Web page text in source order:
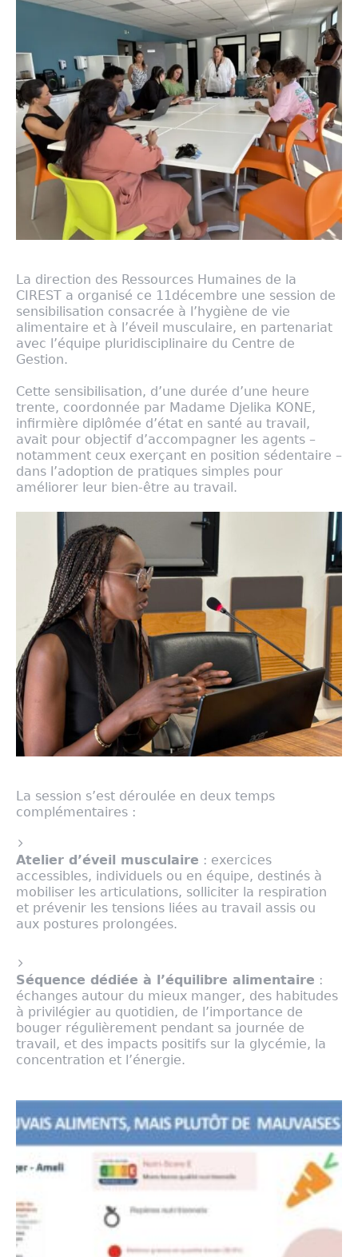
La direction des Ressources Humaines de la
CIREST a organisé ce 11décembre une session de
sensibilisation consacrée à l’hygiène de vie
alimentaire et à l’éveil musculaire, en partenariat
avec l’équipe pluridisciplinaire du Centre de
Gestion.
Cette sensibilisation, d’une durée d’une heure
trente, coordonnée par Madame Djelika KONE,
infirmière diplômée d’état en santé au travail,
avait pour objectif d’accompagner les agents –
notamment ceux exerçant en position sédentaire –
dans l’adoption de pratiques simples pour
améliorer leur bien-être au travail.
La session s’est déroulée en deux temps
complémentaires :
Atelier d’éveil musculaire : exercices
accessibles, individuels ou en équipe, destinés à
mobiliser les articulations, solliciter la respiration
et prévenir les tensions liées au travail assis ou
aux postures prolongées.
Séquence dédiée à l’équilibre alimentaire :
échanges autour du mieux manger, des habitudes
à privilégier au quotidien, de l’importance de
bouger régulièrement pendant sa journée de
travail, et des impacts positifs sur la glycémie, la
concentration et l’énergie.